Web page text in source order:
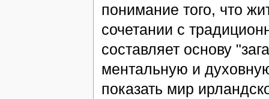
понимание того, что
сочетании с
составляет основу
ментальную и
показать мир